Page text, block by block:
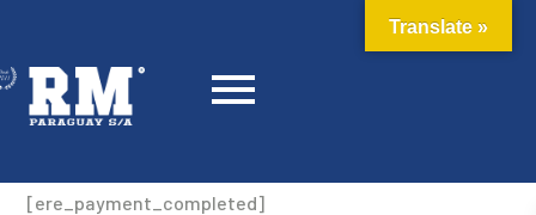
[ere_payment_completed]
Translate »